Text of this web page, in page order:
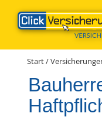
Inhalt
springen
Start/